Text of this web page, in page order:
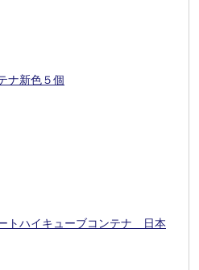
ナ新色５個
トハイキューブコンテナ 日本